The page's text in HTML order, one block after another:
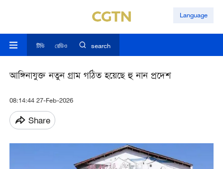
Language
টিভি রেডিও search
আঙ্গিনাযুক্ত নতুন গ্রাম গঠিত হয়েছে হু নান প্রদেশ
08:14:44 27-Feb-2026
Share